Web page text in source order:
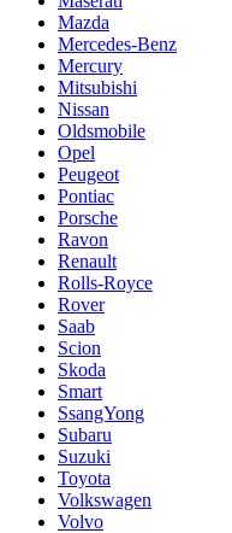
Mazda
Mercedes-Benz
Mercury
Mitsubishi
Nissan
Oldsmobile
Opel
Peugeot
Pontiac
Porsche
Ravon
Renault
Rolls-Royce
Rover
Saab
Scion
Skoda
Smart
SsangYong
Subaru
Suzuki
Toyota
Volkswagen
Volvo